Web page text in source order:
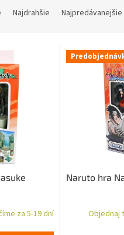
Najdrahšie Najpredávanejšie
za 5-19 dní
Naruto hra
Objednaj